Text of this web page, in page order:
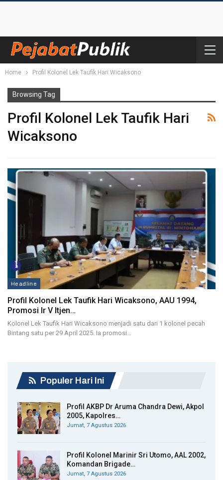
Home Profil Kolonel Lek Taufik Hari Wicaksono
Browsing Tag
Profil Kolonel Lek Taufik Hari
Wicaksono
Headline
Profil Kolonel Lek Taufik Hari Wicaksono, AAU 1994,
Promosi Ir V Itjen…
Kolonel Lek Taufik Hari Wicaksono menjadi satu dari 1 kolonel pecah
Bintang satu per 29 April 2025. Ia promosi…
Populer Hari Ini
Profil AKBP Dr Aruma Chandra Dewi, Akpol
2005, Kapolres…
Jumat, 7 Agustus 2026
Profil Kolonel Marinir Sri Utomo, AAL 2002,
Komandan Brigade…
Jumat, 7 Agustus 2026